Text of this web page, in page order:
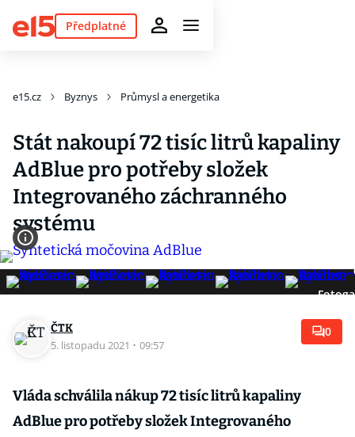
Předplatné
e15.cz Byznys Průmysl a energetika
Stát nakoupí 72 tisíc litrů kapaliny
AdBlue pro potřeby složek
Integrovaného záchranného
systému
ČTK
5. listopadu 2021 · 09:57
0
Vláda schválila nákup 72 tisíc litrů kapaliny
AdBlue pro potřeby složek Integrovaného